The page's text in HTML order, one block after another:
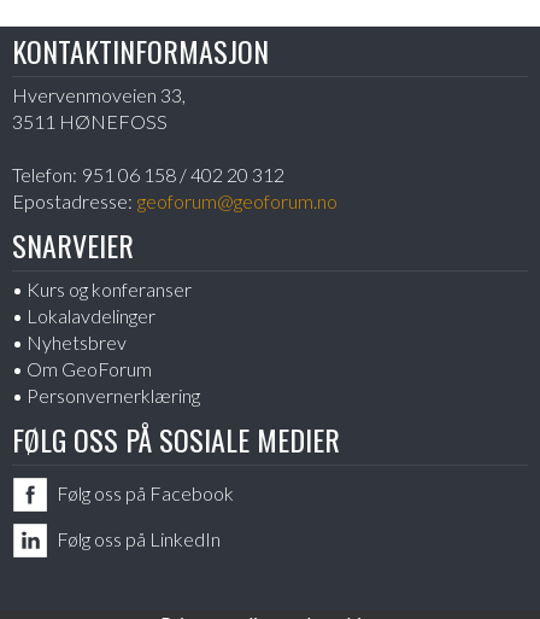
KONTAKTINFORMASJON
Hvervenmoveien 33,
3511 HØNEFOSS
Telefon: 951 06 158 / 402 20 312
Epostadresse: geoforum@geoforum.no
SNARVEIER
Kurs og konferanser
Lokalavdelinger
Nyhetsbrev
Om GeoForum
Personvernerklæring
FØLG OSS PÅ SOSIALE MEDIER
Følg oss på Facebook
Følg oss på LinkedIn